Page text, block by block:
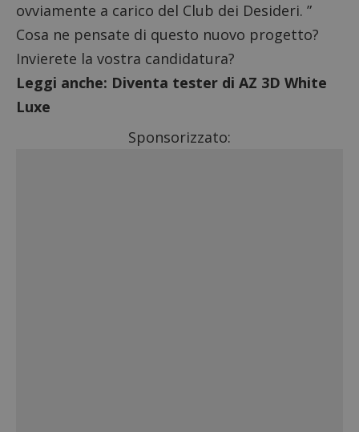
ovviamente a carico del Club dei Desideri. ”
Cosa ne pensate di questo nuovo progetto?
Invierete la vostra candidatura?
Leggi anche: Diventa tester di AZ 3D White
Luxe
Sponsorizzato: